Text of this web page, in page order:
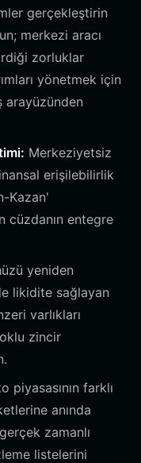
gerçekleştirin
merkezi aracı
zorluklar
yönetmek için
arayüzünden
Merkeziyetsiz
erişilebilirlik
Kazan'
cüzdanın entegre
yeniden
likidite sağlayan
varlıkları
zincir
piyasasının farklı
anında
zamanlı
listelerini